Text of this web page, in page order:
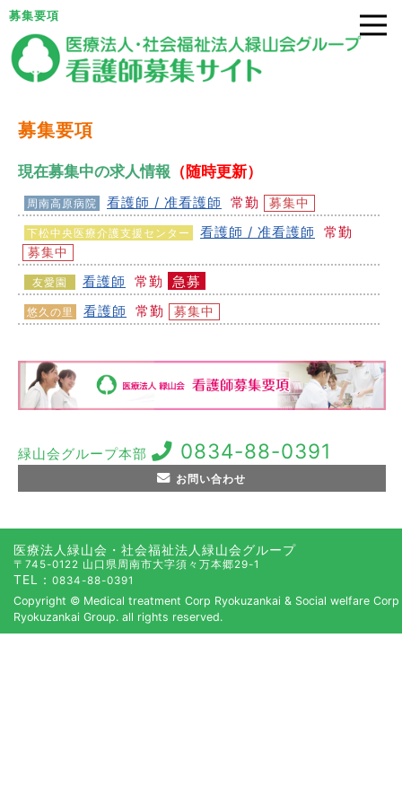
募集要項
募集要項
現在募集中の求人情報 （随時更新）
周南高原病院 看護師 / 准看護師 常勤 募集中
下松中央医療介護支援センター 看護師 / 准看護師 常勤
募集中
友愛園 看護師 常勤 急募
悠久の里 看護師 常勤 募集中
緑山会グループ本部 0834-88-0391
お問い合わせ
医療法人緑山会・社会福祉法人緑山会グループ
〒745-0122 山口県周南市大字須々万本郷29-1
TEL： 0834-88-0391
Copyright © Medical treatment Corp Ryokuzankai & Social welfare Corp
Ryokuzankai Group. all rights reserved.